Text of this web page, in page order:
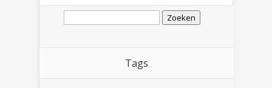
Zoeken
Tags